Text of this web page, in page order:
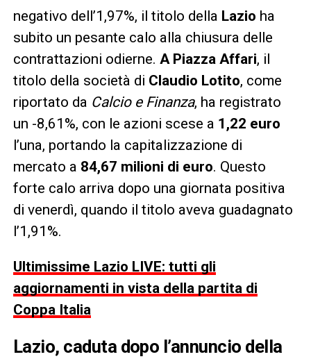
negativo dell’1,97%, il titolo della Lazio ha
subito un pesante calo alla chiusura delle
contrattazioni odierne. A Piazza Affari, il
titolo della società di Claudio Lotito, come
riportato da Calcio e Finanza, ha registrato
un -8,61%, con le azioni scese a 1,22 euro
l’una, portando la capitalizzazione di
mercato a 84,67 milioni di euro. Questo
forte calo arriva dopo una giornata positiva
di venerdì, quando il titolo aveva guadagnato
l’1,91%.
Ultimissime Lazio LIVE: tutti gli
aggiornamenti in vista della partita di
Coppa Italia
Lazio, caduta dopo l’annuncio della